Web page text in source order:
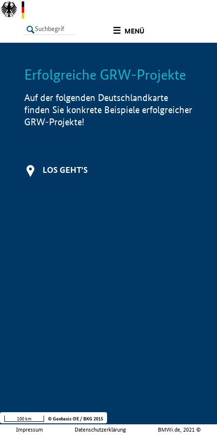
MENÜ
LISTE Info
Erfolgreiche GRW-Projekte
Auf der folgenden Deutschlandkarte
finden Sie konkrete Beispiele erfolgreicher
GRW-Projekte!
LOS GEHT'S
Impressum Datenschutzerklärung BMWi.de, 2021 ©
100 km © Geobasis-DE / BKG 2015